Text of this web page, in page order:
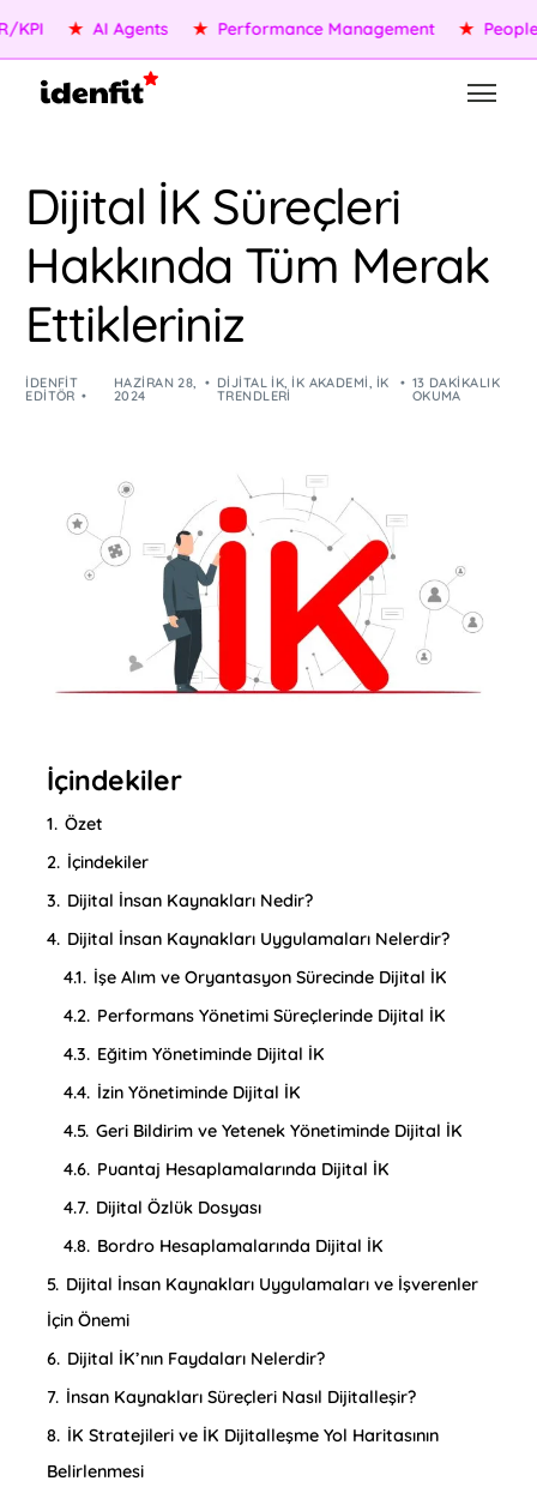
★ AI Agents ★ Performance Management ★ People
Dijital İK Süreçleri
Hakkında Tüm Merak
Ettikleriniz
IDENFIT
EDITÖR
HAZIRAN 28,
2024
DIJITAL İK, İK AKADEMI, İK
TRENDLERI
13 DAKIKALIK
OKUMA
İçindekiler
1. Özet
2. İçindekiler
3. Dijital İnsan Kaynakları Nedir?
4. Dijital İnsan Kaynakları Uygulamaları Nelerdir?
4.1. İşe Alım ve Oryantasyon Sürecinde Dijital İK
4.2. Performans Yönetimi Süreçlerinde Dijital İK
4.3. Eğitim Yönetiminde Dijital İK
4.4. İzin Yönetiminde Dijital İK
4.5. Geri Bildirim ve Yetenek Yönetiminde Dijital İK
4.6. Puantaj Hesaplamalarında Dijital İK
4.7. Dijital Özlük Dosyası
4.8. Bordro Hesaplamalarında Dijital İK
5. Dijital İnsan Kaynakları Uygulamaları ve İşverenler
İçin Önemi
6. Dijital İK’nın Faydaları Nelerdir?
7. İnsan Kaynakları Süreçleri Nasıl Dijitalleşir?
8. İK Stratejileri ve İK Dijitalleşme Yol Haritasının
Belirlenmesi